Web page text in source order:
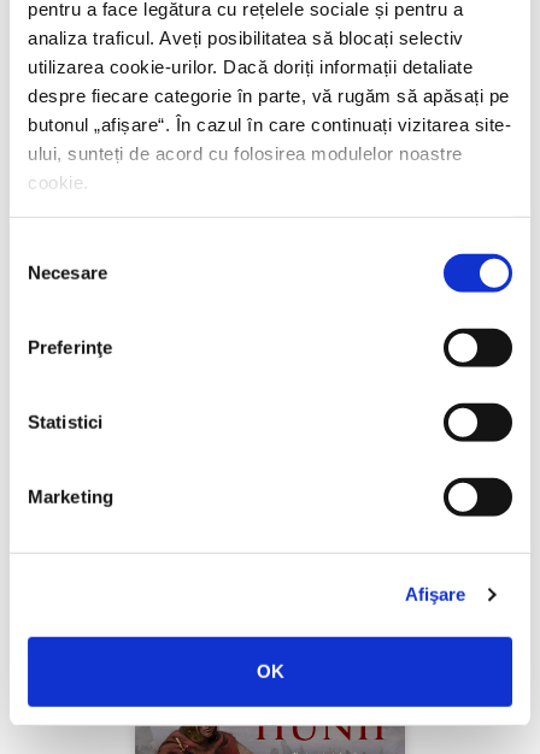
pentru a face legătura cu rețelele sociale și pentru a
analiza traficul. Aveți posibilitatea să blocați selectiv
utilizarea cookie-urilor. Dacă doriți informații detaliate
despre fiecare categorie în parte, vă rugăm să apăsați pe
butonul „afișare“. În cazul în care continuați vizitarea site-
ului, sunteți de acord cu folosirea modulelor noastre
cookie.
consimțământului
Necesare
Preferinţe
Statistici
Marketing
Afişare
OK